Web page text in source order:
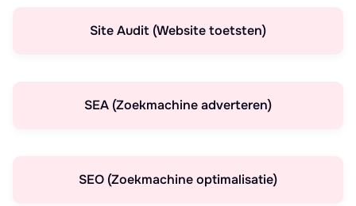
Site Audit (Website toetsten)
SEA (Zoekmachine adverteren)
SEO (Zoekmachine optimalisatie)